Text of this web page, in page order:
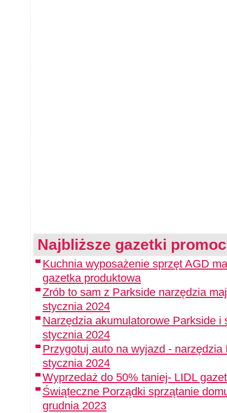
Najbliższe gazetki
Kuchnia wyposażenie sprzęt AGD
gazetka produktowa
Zrób to sam z Parkside narzędzia
stycznia 2024
Narzędzia akumulatorowe Parkside i
stycznia 2024
Przygotuj auto na wyjazd -
stycznia 2024
Wyprzedaż do 50% taniej- LIDL
Świąteczne Porządki sprzątanie
grudnia 2023